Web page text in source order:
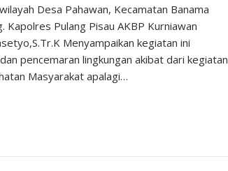
Desa Pahawan, Kecamatan Banama
Pulang Pisau AKBP Kurniawan
Menyampaikan kegiatan ini
pencemaran lingkungan akibat dari kegiatan
Masyarakat apalagi…